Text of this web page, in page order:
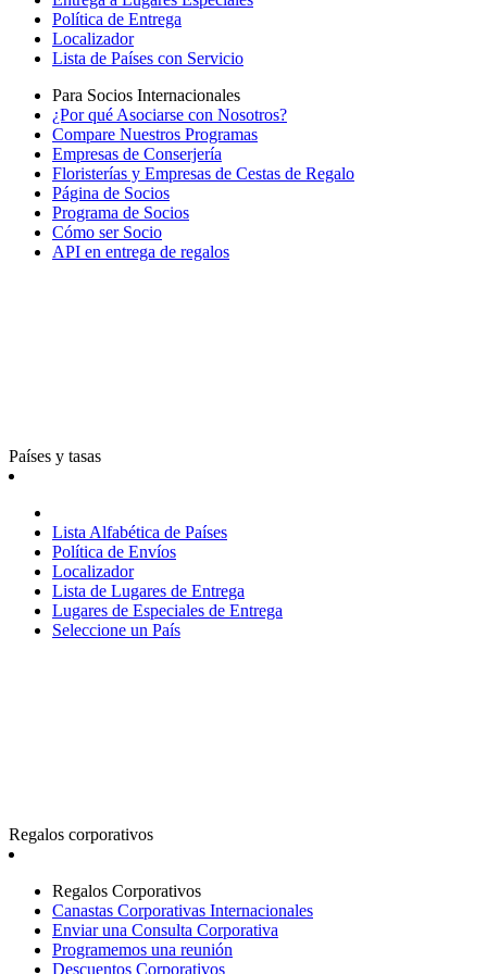
Política de Entrega
Localizador
Lista de Países con Servicio
Para Socios Internacionales
¿Por qué Asociarse con Nosotros?
Compare Nuestros Programas
Empresas de Conserjería
Floristerías y Empresas de Cestas de Regalo
Página de Socios
Programa de Socios
Cómo ser Socio
API en entrega de regalos
Países y tasas
Lista Alfabética de Países
Política de Envíos
Localizador
Lista de Lugares de Entrega
Lugares de Especiales de Entrega
Seleccione un País
Regalos corporativos
Regalos Corporativos
Canastas Corporativas Internacionales
Enviar una Consulta Corporativa
Programemos una reunión
Descuentos Corporativos